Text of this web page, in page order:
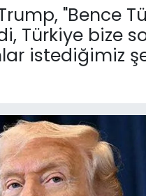
"Bence
Türkiye bize
istediğimiz